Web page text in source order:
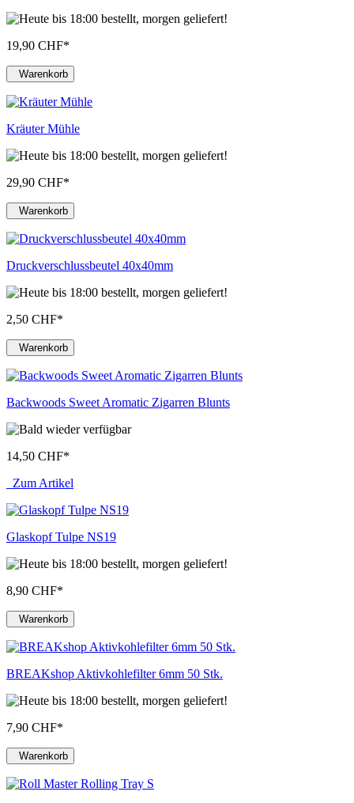
19,90 CHF*
Warenkorb
Kräuter Mühle
29,90 CHF*
Warenkorb
Druckverschlussbeutel 40x40mm
2,50 CHF*
Warenkorb
Backwoods Sweet Aromatic Zigarren Blunts
14,50 CHF*
Zum Artikel
Glaskopf Tulpe NS19
8,90 CHF*
Warenkorb
BREAKshop Aktivkohlefilter 6mm 50 Stk.
7,90 CHF*
Warenkorb